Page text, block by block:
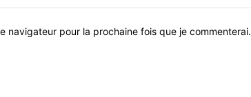
navigateur pour la prochaine fois que je commenterai.